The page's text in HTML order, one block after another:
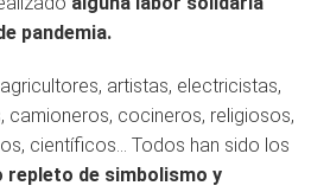
pandemia.
artistas, electricistas,
camioneros, cocineros, religiosos,
científicos... Todos han sido los
repleto de simbolismo y